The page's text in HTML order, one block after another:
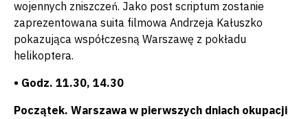
wojennych zniszczeń. Jako post scriptum zostanie
zaprezentowana suita filmowa Andrzeja Kałuszko
pokazująca współczesną Warszawę z pokładu
helikoptera.
• Godz. 11.30, 14.30
Początek. Warszawa w pierwszych dniach okupacji